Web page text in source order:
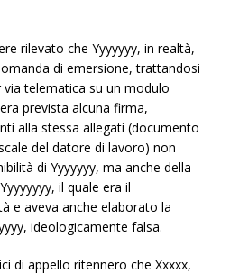
rilevato che Yyyyyyy, in realtà,
di emersione, trattandosi
telematica su un modulo
prevista alcuna firma,
alla stessa allegati (documento
del datore di lavoro) non
di Yyyyyyy, ma anche della
il quale era il
e aveva anche elaborato la
ideologicamente falsa.
di appello ritennero che Xxxxx,